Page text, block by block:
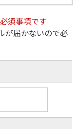
須事項です
が届かないので必